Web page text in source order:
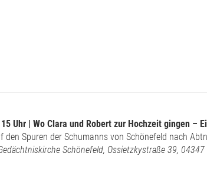
15 Uhr | Wo Clara und Robert zur Hochzeit gingen –
den Spuren der Schumanns von Schönefeld nach
Schönefeld, Ossietzkystraße 39, 04347